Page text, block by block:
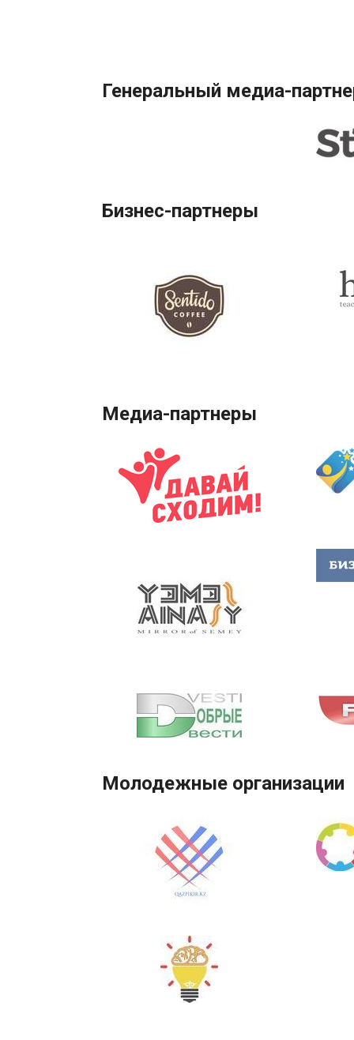
Генеральный медиа-
Бизнес-партнеры
Медиа-партнеры
Молодежные организации